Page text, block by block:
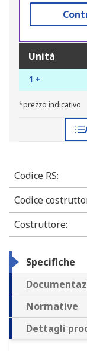
Unità
1 +
*prezzo indicativo
Codice RS:
Codice
Costruttore:
Specifiche
Normative
Dettagli